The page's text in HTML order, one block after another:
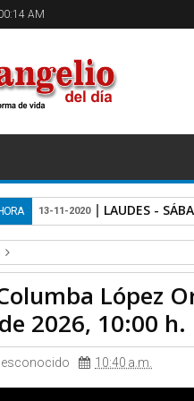
AM
LAUDES -
13-11-2020
Video Sra. Columba
López
2026, 10:00 h.
10:40 a.m.